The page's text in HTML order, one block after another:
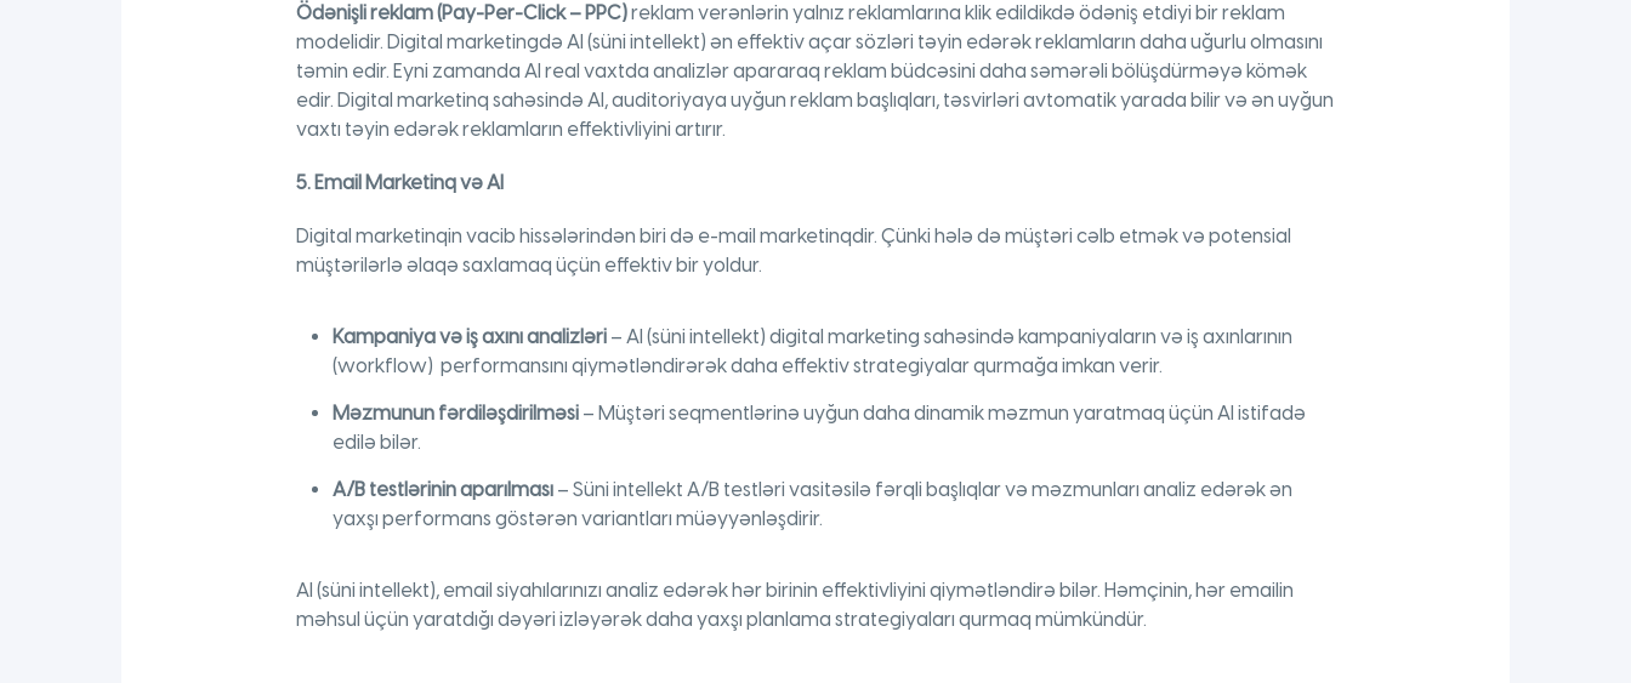
Ödənişli reklam (Pay-Per-Click – PPC)reklam verənlərin yalnız reklamlarına klik edildikdə ödəniş etdiyi bir reklam
modelidir. Digital marketingdə AI (süni intellekt) ən effektiv açar sözləri təyin edərək reklamların daha uğurlu olmasını
təmin edir. Eyni zamanda AI real vaxtda analizlər apararaq reklam büdcəsini daha səmərəli bölüşdürməyə kömək
edir. Digital marketinq sahəsində AI, auditoriyaya uyğun reklam başlıqları, təsvirləri avtomatik yarada bilir və ən uyğun
vaxtı təyin edərək reklamların effektivliyini artırır.
5. Email Marketinq və AI
Digital marketinqin vacib hissələrindən biri də e-mail marketinqdir. Çünki hələ də müştəri cəlb etmək və potensial
müştərilərlə əlaqə saxlamaq üçün effektiv bir yoldur.
Kampaniya və iş axını analizləri – AI (süni intellekt) digital marketing sahəsində kampaniyaların və iş axınlarının
(workflow) performansını qiymətləndirərək daha effektiv strategiyalar qurmağa imkan verir.
Məzmunun fərdiləşdirilməsi – Müştəri seqmentlərinə uyğun daha dinamik məzmun yaratmaq üçün AI istifadə
edilə bilər.
A/B testlərinin aparılması – Süni intellekt A/B testləri vasitəsilə fərqli başlıqlar və məzmunları analiz edərək ən
yaxşı performans göstərən variantları müəyyənləşdirir.
AI (süni intellekt), email siyahılarınızı analiz edərək hər birinin effektivliyini qiymətləndirə bilər. Həmçinin, hər emailin
məhsul üçün yaratdığı dəyəri izləyərək daha yaxşı planlama strategiyaları qurmaq mümkündür.